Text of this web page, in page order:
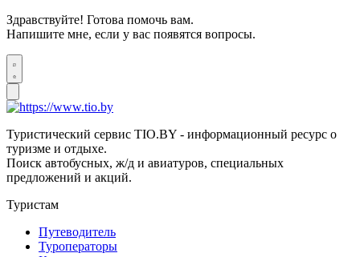
Здравствуйте! Готова помочь вам.
Напишите мне, если у вас появятся вопросы.
Туристический сервис TIO.BY - информационный ресурс о
туризме и отдыхе.
Поиск автобусных, ж/д и авиатуров, специальных
предложений и акций.
Туристам
Путеводитель
Туроператоры